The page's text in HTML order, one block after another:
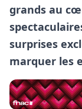
grands au
surprises
marquer les